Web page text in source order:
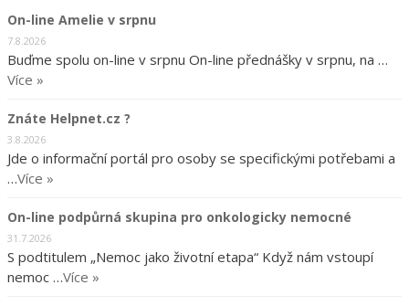
On-line Amelie v srpnu
7.8.2026
Buďme spolu on-line v srpnu On-line přednášky v srpnu, na …
Více »
Znáte Helpnet.cz ?
3.8.2026
Jde o informační portál pro osoby se specifickými potřebami a
…Více »
On-line podpůrná skupina pro onkologicky nemocné
31.7.2026
S podtitulem „Nemoc jako životní etapa“ Když nám vstoupí
nemoc …Více »